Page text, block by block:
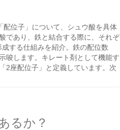
位子」について、シュウ酸を具体
であり、鉄と結合する際に、それぞ
する仕組みを紹介。鉄の配位数
唆します。キレート剤として機能す
2座配位子」と定義しています。次
るか？